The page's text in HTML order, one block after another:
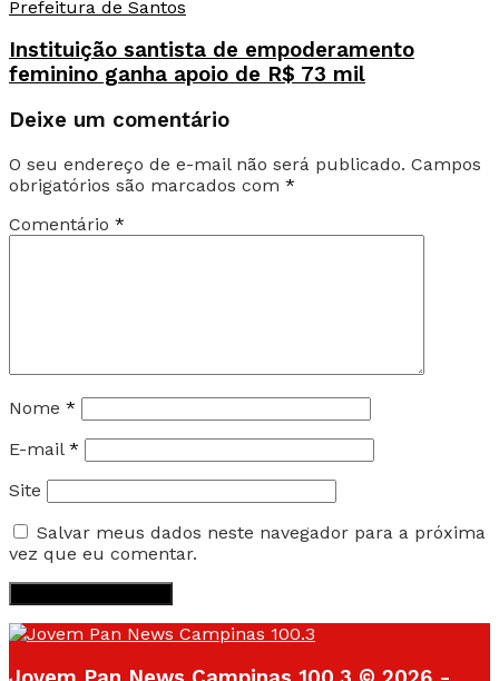
Instituição santista de empoderamento
feminino ganha apoio de R$ 73 mil
Deixe um comentário
O seu endereço de e-mail não será publicado. Campos
obrigatórios são marcados com *
Comentário *
Nome *
E-mail *
Site
Salvar meus dados neste navegador para a próxima
vez que eu comentar.